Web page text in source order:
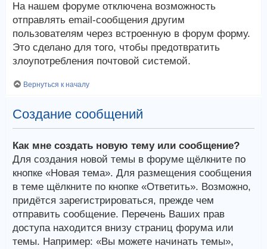
На нашем форуме отключена возможность
отправлять email-сообщения другим
пользователям через встроенную в форум форму.
Это сделано для того, чтобы предотвратить
злоупотребления почтовой системой.
Вернуться к началу
Создание сообщений
Как мне создать новую тему или сообщение?
Для создания новой темы в форуме щёлкните по
кнопке «Новая тема». Для размещения сообщения
в теме щёлкните по кнопке «Ответить». Возможно,
придётся зарегистрироваться, прежде чем
отправить сообщение. Перечень Ваших прав
доступа находится внизу страниц форума или
темы. Например: «Вы можете начинать темы»,